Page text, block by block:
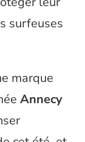
surfeuses
marque
Annecy